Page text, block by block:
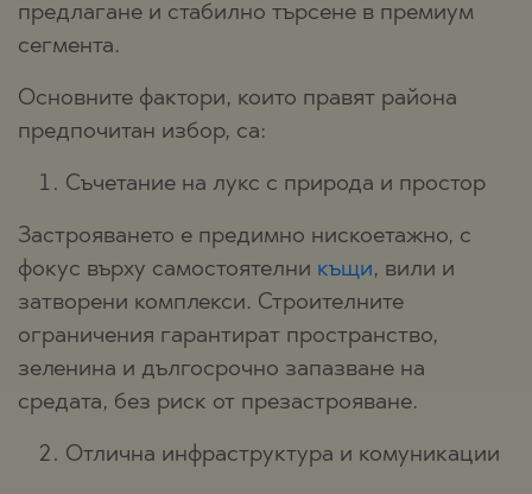
предлагане и стабилно търсене в премиум
сегмента.
Основните фактори, които правят района
предпочитан избор, са:
Съчетание на лукс с природа и простор
Застрояването е предимно нискоетажно, с
фокус върху самостоятелни къщи, вили и
затворени комплекси. Строителните
ограничения гарантират пространство,
зеленина и дългосрочно запазване на
средата, без риск от презастрояване.
Отлична инфраструктура и комуникации